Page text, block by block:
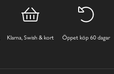
Klarna, Swish & kort Öppet köp 60 dagar